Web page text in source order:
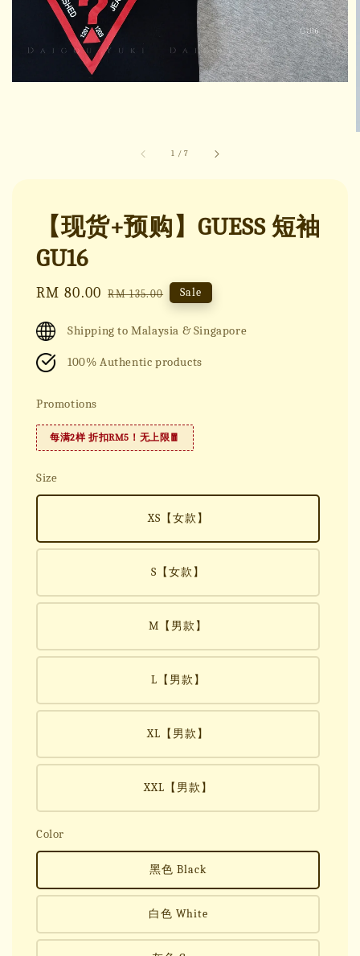
1 /7
【现货+预购】GUESS 短袖
GU16
Sale
RM 80.00 Regular
RM 135.00 Sale
Shipping to Malaysia & Singapore
100% Authentic products
Promotions
每满2样 折扣RM5！无上限🧧
Size
XS【女款】
S【女款】
M【男款】
L【男款】
XL【男款】
XXL【男款】
Color
黑色 Black
白色 White